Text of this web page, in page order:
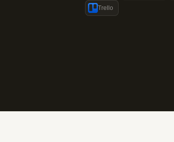
Trello